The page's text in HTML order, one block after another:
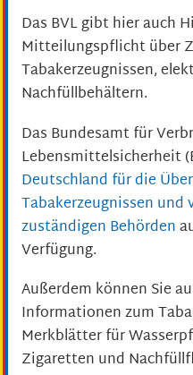
Das BVL gibt hier auch
Mitteilungspflicht über
Tabakerzeugnissen,
Nachfüllbehältern.
Das Bundesamt für
Lebensmittelsicherheit
Deutschland für die
Tabakerzeugnissen und
zuständigen Behörden
Verfügung.
Außerdem können Sie
Informationen zum
Merkblätter für
Zigaretten und